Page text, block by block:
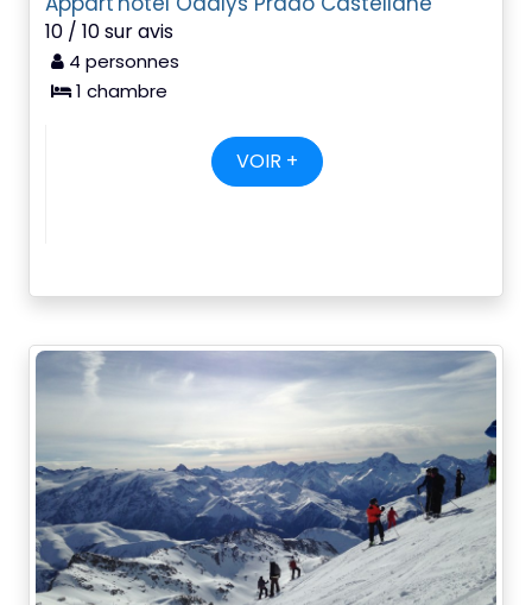
10 / 10 sur avis
4 personnes
1 chambre
VOIR +